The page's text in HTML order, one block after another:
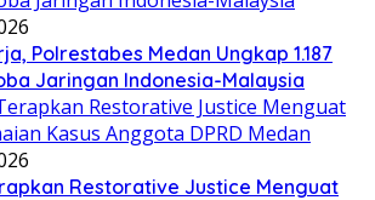
Polrestabes Medan Ungkap 1.187
Jaringan Indonesia-Malaysia
Restorative Justice Menguat